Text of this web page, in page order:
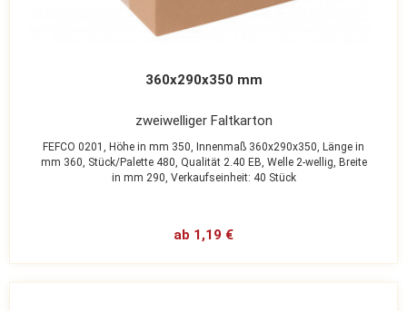
360x290x350 mm
zweiwelliger Faltkarton
FEFCO 0201, Höhe in mm 350, Innenmaß 360x290x350, Länge in
mm 360, Stück/Palette 480, Qualität 2.40 EB, Welle 2-wellig, Breite
in mm 290, Verkaufseinheit: 40 Stück
ab 1,19 €